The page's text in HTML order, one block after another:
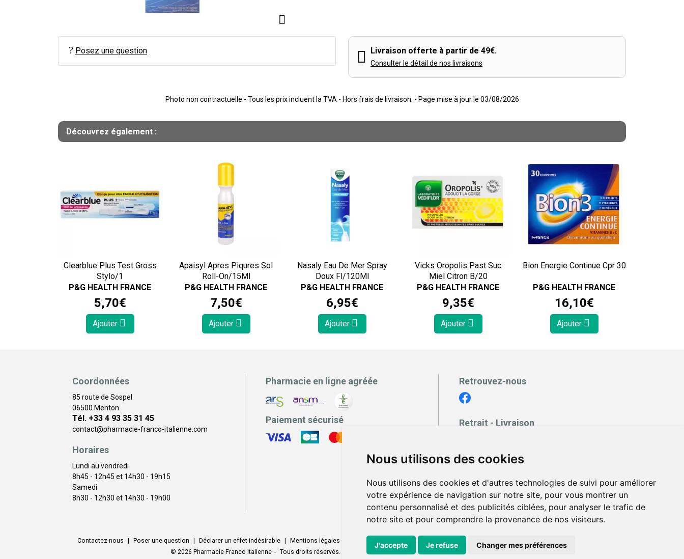
Nous utilisons des cookies
Nous utilisons des cookies et d'autres technologies de suivi pour améliorer
votre expérience de navigation sur notre site, pour vous montrer un
contenu personnalisé et des publicités ciblées, pour analyser le trafic de
notre site et pour comprendre la provenance de nos visiteurs.
J'accepte Je refuse Changer mes préférences
Posez une question Livraison offerte à partir de 49€.
Consulter le détail de nos livraisons
Photo non contractuelle - Tous les prix incluent la TVA - Hors frais de livraison. - Page mise à jour le 03/08/2026
Découvrez également :
Clearblue Plus Test Gross
Stylo/1
P&G HEALTH FRANCE
5,70€
Ajouter
Apaisyl Apres Piqures Sol
Roll-On/15Ml
P&G HEALTH FRANCE
7,50€
Ajouter
Nasaly Eau De Mer Spray
Doux Fl/120Ml
P&G HEALTH FRANCE
6,95€
Ajouter
Vicks Oropolis Past Suc
Miel Citron B/20
P&G HEALTH FRANCE
9,35€
Ajouter
Bion Energie Continue Cpr 30
P&G HEALTH FRANCE
16,10€
Ajouter
Coordonnées
85 route de Sospel
06500 Menton
Tél. +33 4 93 35 31 45
contact@pharmacie-franco-italienne.com
Horaires
Lundi au vendredi
8h45 - 12h45 et 14h30 - 19h15
Samedi
8h30 - 12h30 et 14h30 - 19h00
Pharmacie en ligne agréée
Paiement sécurisé
Retrouvez-nous
Retrait - Livraison
Livraison à domicile
Contactez-nous Poser une question Déclarer un effet indésirable Mentions légales Conditions générales - CGV Données personnelles Cookies |
© 2026 Pharmacie Franco Italienne - Tous droits réservés. Votre pharmacie sur Internet developpée avec